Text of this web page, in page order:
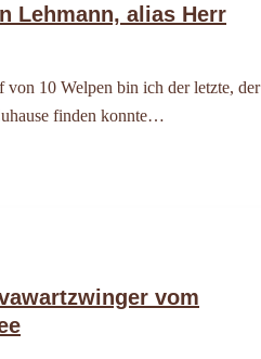
Lehmann, alias Herr
von 10 Welpen bin ich der letzte, der
finden konnte…
vom